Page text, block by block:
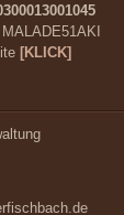
MALADE51AKI
[KLICK]